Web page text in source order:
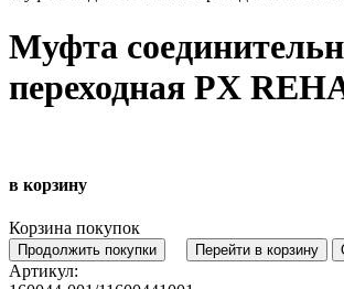
Муфта
переходная PX
в корзину
Корзина покупок
Продолжить покупки Перейти в корзину
Артикул: